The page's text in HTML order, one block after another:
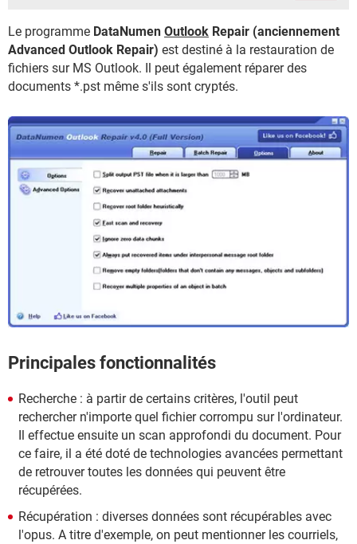
Le programme DataNumen Outlook Repair (anciennement
Advanced Outlook Repair) est destiné à la restauration de
fichiers sur MS Outlook. Il peut également réparer des
documents *.pst même s'ils sont cryptés.
Principales fonctionnalités
Recherche : à partir de certains critères, l'outil peut
rechercher n'importe quel fichier corrompu sur l'ordinateur.
Il effectue ensuite un scan approfondi du document. Pour
ce faire, il a été doté de technologies avancées permettant
de retrouver toutes les données qui peuvent être
récupérées.
Récupération : diverses données sont récupérables avec
l'opus. A titre d'exemple, on peut mentionner les courriels,